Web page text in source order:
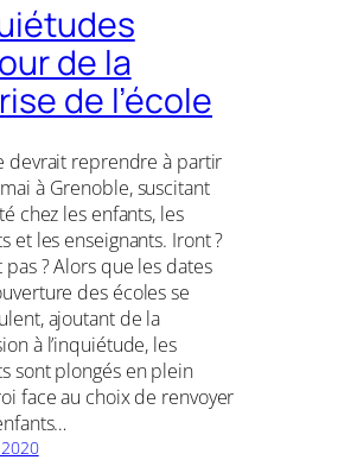
de la
de l’école
devrait reprendre à partir
à Grenoble, suscitant
chez les enfants, les
et les enseignants. Iront ?
pas ? Alors que les dates
des écoles se
ajoutant de la
à l’inquiétude, les
sont plongés en plein
face au choix de renvoyer